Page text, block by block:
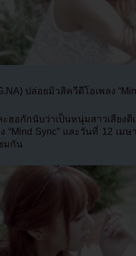
ปล่อยมิวสิควีดีโอเพลง
ะฮอกักนับว่าเป็นหนุ่มสาวเสียง
“Mind Sync” และวันที่ 12 เ
มกัน